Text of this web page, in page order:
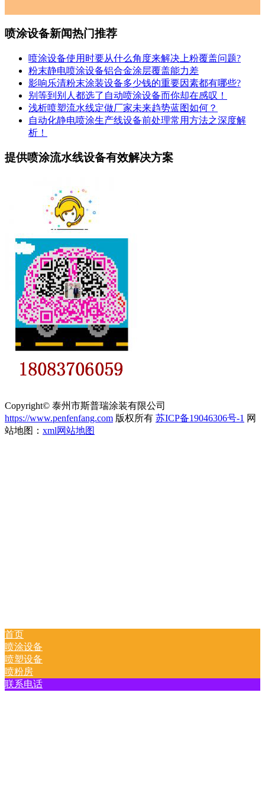
喷涂设备新闻热门推荐
喷涂设备使用时要从什么角度来解决上粉覆盖问题?
粉末静电喷涂设备铝合金涂层覆盖能力差
影响乐清粉末涂装设备多少钱的重要因素都有哪些?
别等到别人都选了自动喷涂设备而你却在感叹！
浅析喷塑流水线定做厂家未来趋势蓝图如何？
自动化静电喷涂生产线设备前处理常用方法之深度解
析！
提供喷涂流水线设备有效解决方案
Copyright© 泰州市斯普瑞涂装有限公司
https://www.penfenfang.com 版权所有 苏ICP备19046306号-1 网
站地图： xml网站地图
首页
喷涂设备
喷塑设备
喷粉房
联系电话